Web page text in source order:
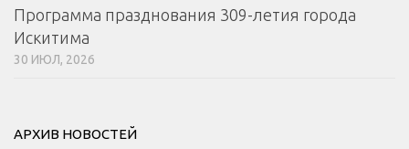
Программа празднования 309-летия города
Искитима
30 ИЮЛ, 2026
АРХИВ НОВОСТЕЙ